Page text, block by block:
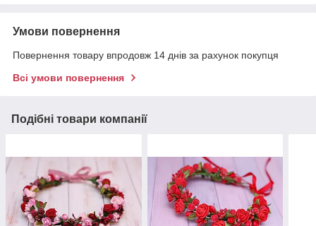
Умови повернення
Повернення товару впродовж 14 днів за рахунок покупця
Всі умови повернення
Подібні товари компанії